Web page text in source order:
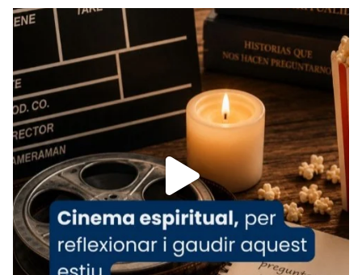
Recupera l'entrevista comp
Vatican
tican News 👇
www.vaticannews.va/es/iglesia/news/2026-
07/carmina-historia-depresion-papa-viaje-
espana-testimoni...
Foto
View on Facebook · Share
Arquebisbat de Barcelona
2 weeks ago
«Avui les santes Juliana i Semproniana ens